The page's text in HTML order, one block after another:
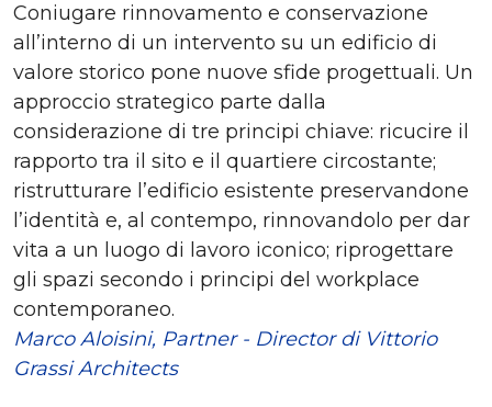
Coniugare rinnovamento e conservazione
all’interno di un intervento su un edificio di
valore storico pone nuove sfide progettuali. Un
approccio strategico parte dalla
considerazione di tre principi chiave: ricucire il
rapporto tra il sito e il quartiere circostante;
ristrutturare l’edificio esistente preservandone
l’identità e, al contempo, rinnovandolo per dar
vita a un luogo di lavoro iconico; riprogettare
gli spazi secondo i principi del workplace
contemporaneo.
Marco Aloisini, Partner - Director di Vittorio
Grassi Architects